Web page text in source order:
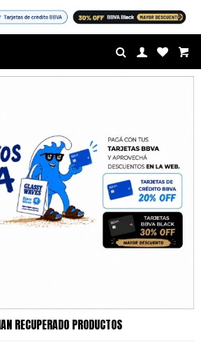

RECUPERADO PRODUCTOS